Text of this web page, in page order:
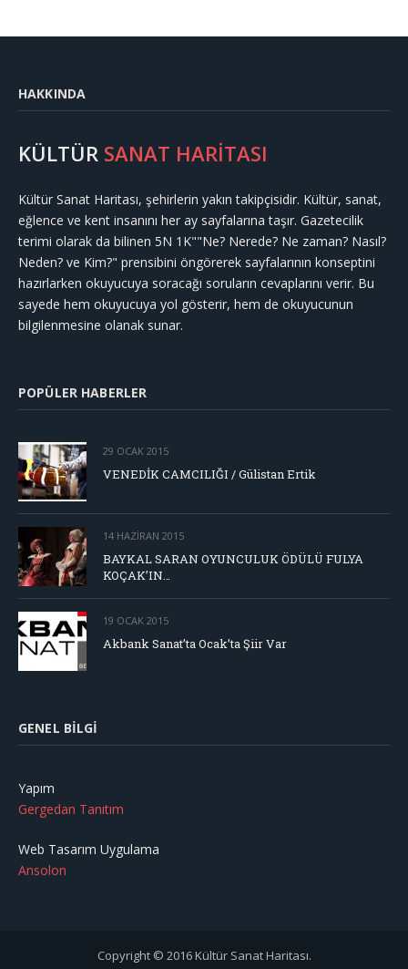
HAKKINDA
KÜLTÜR SANAT HARİTASI
Kültür Sanat Haritası, şehirlerin yakın takipçisidir. Kültür, sanat,
eğlence ve kent insanını her ay sayfalarına taşır. Gazetecilik
terimi olarak da bilinen 5N 1K""Ne? Nerede? Ne zaman? Nasıl?
Neden? ve Kim?" prensibini öngörerek sayfalarının konseptini
hazırlarken okuyucuya soracağı soruların cevaplarını verir. Bu
sayede hem okuyucuya yol gösterir, hem de okuyucunun
bilgilenmesine olanak sunar.
POPÜLER HABERLER
29 OCAK 2015
VENEDİK CAMCILIĞI / Gülistan Ertik
14 HAZIRAN 2015
BAYKAL SARAN OYUNCULUK ÖDÜLÜ FULYA
KOÇAK’IN…
19 OCAK 2015
Akbank Sanat’ta Ocak’ta Şiir Var
GENEL BILGI
Yapım
Gergedan Tanıtım
Web Tasarım Uygulama
Ansolon
Copyright © 2016 Kültür Sanat Haritası.